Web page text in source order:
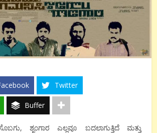
Twitter
Buffer
ಶೃಂಗಾರ ಎಲ್ಲವೂ ಬದಲಾಗುತ್ತಿದೆ ಮತ್ತು